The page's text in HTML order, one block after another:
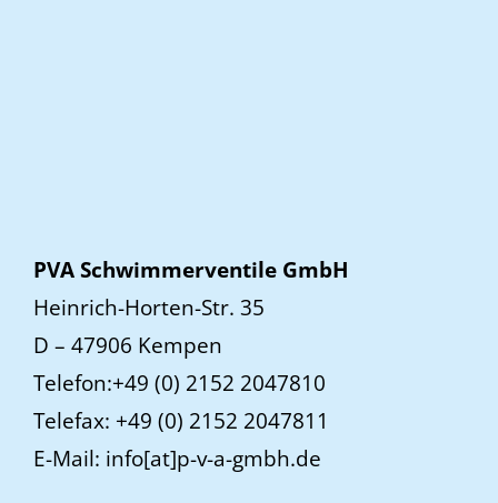
PVA Schwimmerventile GmbH
Heinrich-Horten-Str. 35
D – 47906 Kempen
Telefon:+49 (0) 2152 2047810
Telefax: +49 (0) 2152 2047811
E-Mail: info[at]p-v-a-gmbh.de